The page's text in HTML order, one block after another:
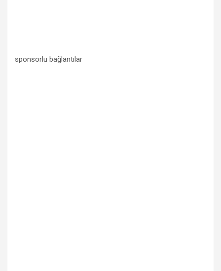
sponsorlu bağlantılar